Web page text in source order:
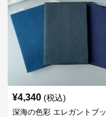
¥4,340 (税込)
深海の色彩 エレガントブ